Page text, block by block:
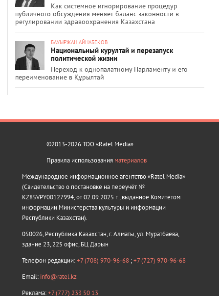
Как системное игнорирование процедур
публичного обсуждения меняет баланс законности в
регулировании здравоохранения Казахстана
БАУЫРЖАН АЙНАБЕКОВ
Национальный курултай и перезапуск
политической жизни
Переход к однопалатному Парламенту и его
переименование в Құрылтай
©2013-2026 ТОО «Ratel Media»
Правила использования материалов
Международное информационное агентство «Ratel Media»
(Свидетельство о постановке на переучёт №
KZ85VPY00127994, от 02.09.2025 г., выданное Комитетом
информации Министерства культуры и информации
Республики Казахстан).
050026, Республика Казахстан, г. Алматы, ул. Муратбаева,
здание 23, 225 офис, БЦ Дарын
Телефон редакции:+7 (708) 970-96-68 ;+7 (727) 970-96-68
Email: info@ratel.kz
Реклама:+7 (777) 233 50 13